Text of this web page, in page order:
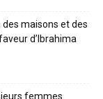
des maisons et des
d’Ibrahima
femmes